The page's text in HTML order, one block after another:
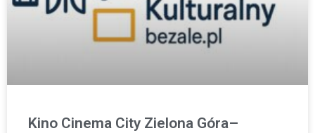
Kino Cinema City Zielona Góra–